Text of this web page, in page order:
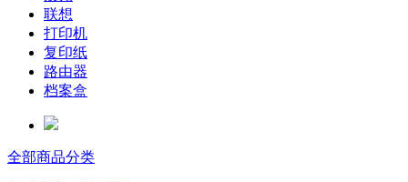
联想
打印机
复印纸
路由器
档案盒
全部商品分类